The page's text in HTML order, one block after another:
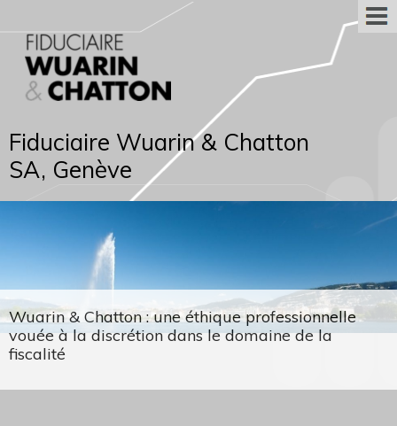
Fiduciaire Wuarin & Chatton
SA, Genève
Wuarin & Chatton : une éthique professionnelle
vouée à la discrétion dans le domaine de la
fiscalité